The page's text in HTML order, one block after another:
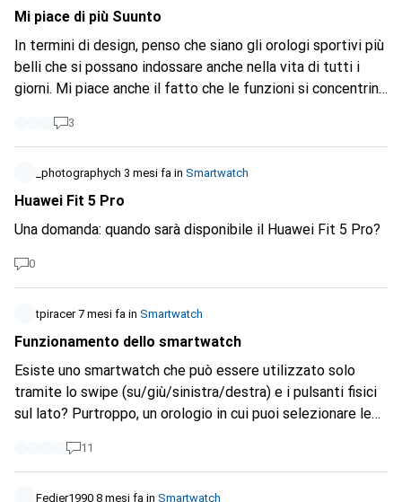
escursionismo, bouldering… vorrei indossare questo
attività sportive. Per quanto riguarda il colore, mi interessa
anche qualcosa di bianco, beige o, se proprio necessario,
nero Avevo già pensato eventualmente al Suunto Race il
mio budget si aggira intorno ai 400 Fr. Se potessi darmi
Mi piace di più Suunto
In termini di design, penso che siano gli orologi sportivi più
belli che si possano indossare anche nella vita di tutti i
giorni. Mi piace anche il fatto che le funzioni si concentrino
fischietti superflui (come nel caso di Garmin, ad esempio).
Io ho un Suunto 9 Peak Pro, molto bello e con finiture di
alta qualità. E il tuo?
3
_photographych 3 mesi fa in Smartwatch
Huawei Fit 5 Pro
Una domanda: quando sarà disponibile il Huawei Fit 5 Pro?
0
tpiracer 7 mesi fa in Smartwatch
Funzionamento dello smartwatch
Esiste uno smartwatch che può essere utilizzato solo
tramite lo swipe (su/giù/sinistra/destra) e i pulsanti fisici
sul lato? Purtroppo, un orologio in cui puoi selezionare le
hai solo un moncherino al posto del dito... ). In qualche
modo sono tentato dall'argomento dello smartwatch, ma
11
Fedier1990 8 mesi fa in Smartwatch